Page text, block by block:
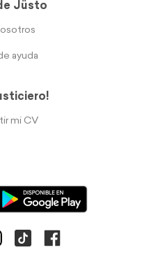
Jüsto
ayuda
mi CV